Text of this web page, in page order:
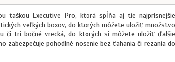
taškou Executive Pro, ktorá spĺňa aj tie najprísnejšie
veľkých boxov, do ktorých môžete uložiť množstvo
či tri bočné vrecká, do ktorých si môžete uložiť ďalšie
zabezpečuje pohodlné nosenie bez ťahania či rezania do